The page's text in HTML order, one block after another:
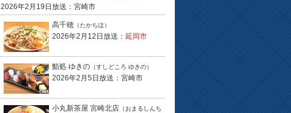
2026年2月19日放送：宮崎市
高千穂 （たかちほ）
2026年2月12日放送： 延岡市
鮨処 ゆきの （すしどころ ゆきの）
2026年2月5日放送：宮崎市
小丸新茶屋 宮崎北店 （おまるしんち